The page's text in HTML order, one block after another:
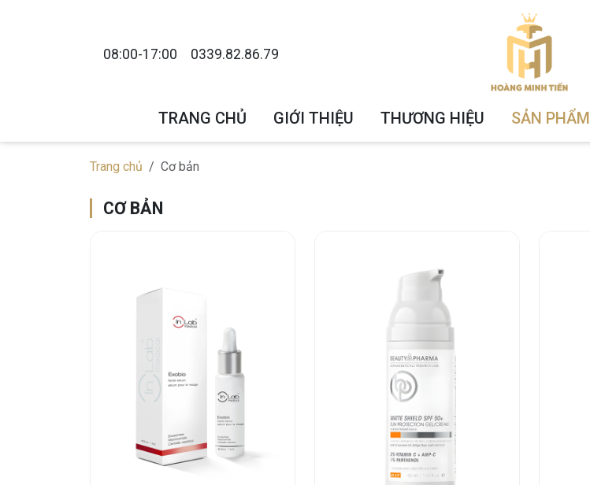
08:00-17:00 0339.82.86.79
TRANG CHỦ GIỚI THIỆU THƯƠNG HIỆU SẢN PHẨM
Trang chủ Cơ bản
CƠ BẢN